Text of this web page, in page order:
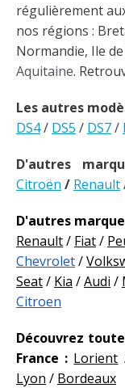
régulièrement
nos régions :
Normandie, Ile
Aquitaine.
Les autres
DS4/ DS5 / DS7/
D'autres
Citroën / Renault
D'autres
Renault/ Fiat/
Chevrolet/
Seat/ Kia /Audi /
Citroen
Découvrez
France : Lorient
Lyon / Bordeaux